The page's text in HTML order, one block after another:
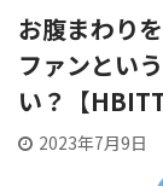
お腹まわり
ファンとい
い？【
2023年7月9日